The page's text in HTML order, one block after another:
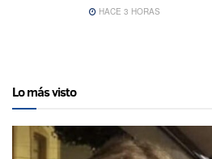
HACE 3 HORAS
Lo más visto